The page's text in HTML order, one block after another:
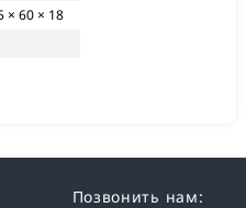
× 60 × 18
Позвонить нам: